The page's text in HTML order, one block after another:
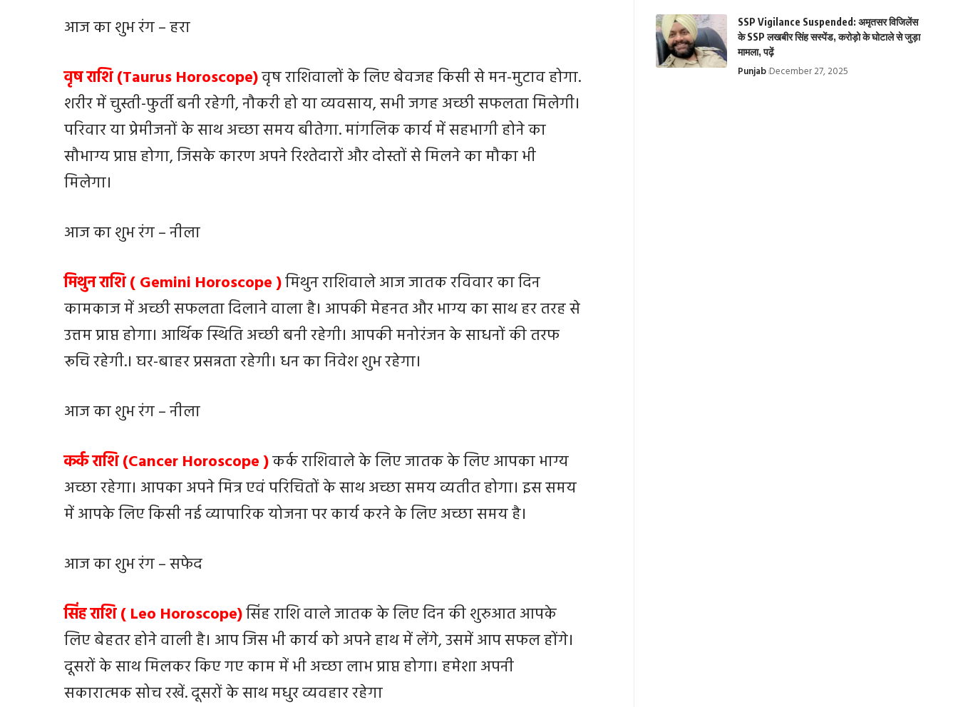
आज का शुभ रंग – हरा
वृष राशि (Taurus Horoscope)वृष राशिवालों के लिए बेवजह किसी से मन-मुटाव होगा.
शरीर में चुस्ती-फुर्ती बनी रहेगी, नौकरी हो या व्यवसाय, सभी जगह अच्छी सफलता मिलेगी।
परिवार या प्रेमीजनों के साथ अच्छा समय बीतेगा. मांगलिक कार्य में सहभागी होने का
सौभाग्य प्राप्त होगा, जिसके कारण अपने रिश्तेदारों और दोस्तों से मिलने का मौका भी
मिलेगा।
आज का शुभ रंग – नीला
मिथुन राशि ( Gemini Horoscope )मिथुन राशिवाले आज जातक रविवार का दिन
कामकाज में अच्छी सफलता दिलाने वाला है। आपकी मेहनत और भाग्य का साथ हर तरह से
उत्तम प्राप्त होगा। आर्थिक स्थिति अच्छी बनी रहेगी। आपकी मनोरंजन के साधनों की तरफ
रूचि रहेगी.। घर-बाहर प्रसन्नता रहेगी। धन का निवेश शुभ रहेगा।
आज का शुभ रंग – नीला
कर्क राशि (Cancer Horoscope )कर्क राशिवाले के लिए जातक के लिए आपका भाग्य
अच्छा रहेगा। आपका अपने मित्र एवं परिचितों के साथ अच्छा समय व्यतीत होगा। इस समय
में आपके लिए किसी नई व्यापारिक योजना पर कार्य करने के लिए अच्छा समय है।
आज का शुभ रंग – सफेद
सिंह राशि ( Leo Horoscope)सिंह राशि वाले जातक के लिए दिन की शुरुआत आपके
लिए बेहतर होने वाली है। आप जिस भी कार्य को अपने हाथ में लेंगे, उसमें आप सफल होंगे।
दूसरों के साथ मिलकर किए गए काम में भी अच्छा लाभ प्राप्त होगा। हमेशा अपनी
सकारात्मक सोच रखें. दूसरों के साथ मधुर व्यवहार रहेगा
SSP Vigilance Suspended: अमृतसर विजिलेंस
के SSP लखबीर सिंह सस्पेंड, करोड़ो के घोटाले से जुड़ा
मामला, पढ़ें
Punjab December 27, 2025